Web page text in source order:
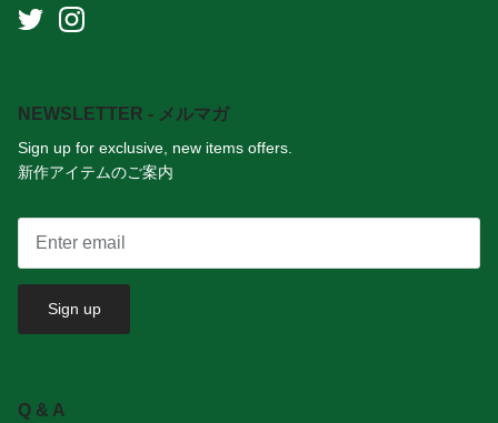
NEWSLETTER - メルマガ
Sign up for exclusive, new items offers.
新作アイテムのご案内
Sign up
Q & A